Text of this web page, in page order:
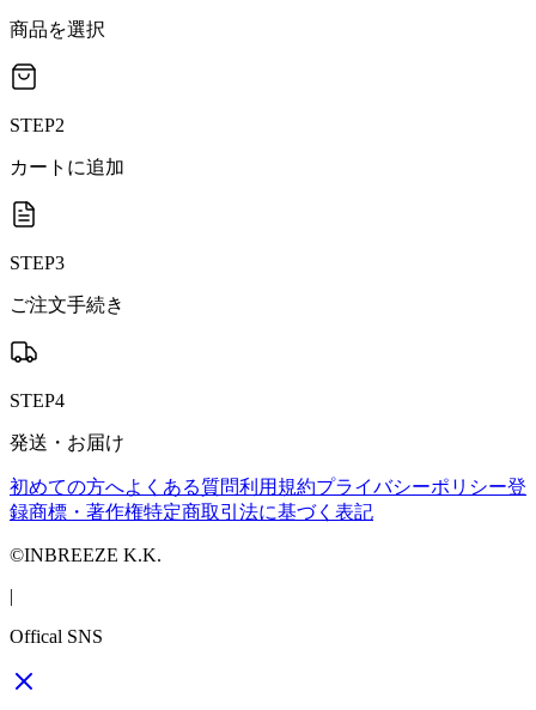
商品を選択
STEP2
カートに追加
STEP3
ご注文手続き
STEP4
発送・お届け
初めての方へよくある質問利用規約プライバシーポリシー登
録商標・著作権特定商取引法に基づく表記
©INBREEZE K.K.
|
Offical SNS